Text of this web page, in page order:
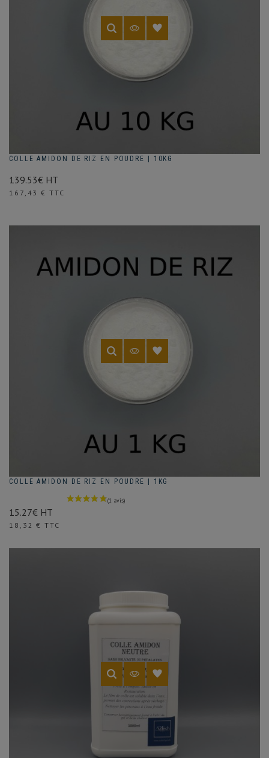
(1 avis)
COLLE AMIDON DE RIZ EN POUDRE | 10KG
139.53€ HT
Prix
167,43 € TTC
COLLE AMIDON DE RIZ EN POUDRE | 1KG
15.27€ HT
Prix
18,32 € TTC